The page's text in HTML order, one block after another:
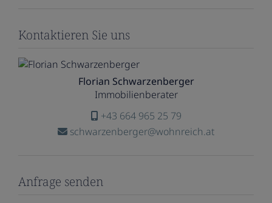
Kontaktieren Sie uns
Florian Schwarzenberger
Immobilienberater
+43 664 965 25 79
schwarzenberger@wohnreich.at
Anfrage senden